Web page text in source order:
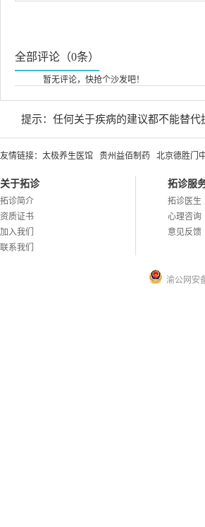
全部评论（0条）
暂无评论，快抢个沙发吧！
提示：任何关于疾病的建议都不能替
友情链接： 太极养生医馆 贵州益佰制药 北京德胜门
关于拓诊
拓诊简介
资质证书
加入我们
联系我们
拓诊服
拓诊医生
心理咨询
意见反馈
渝公网安